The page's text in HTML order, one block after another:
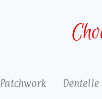
Patchwork Dentelle